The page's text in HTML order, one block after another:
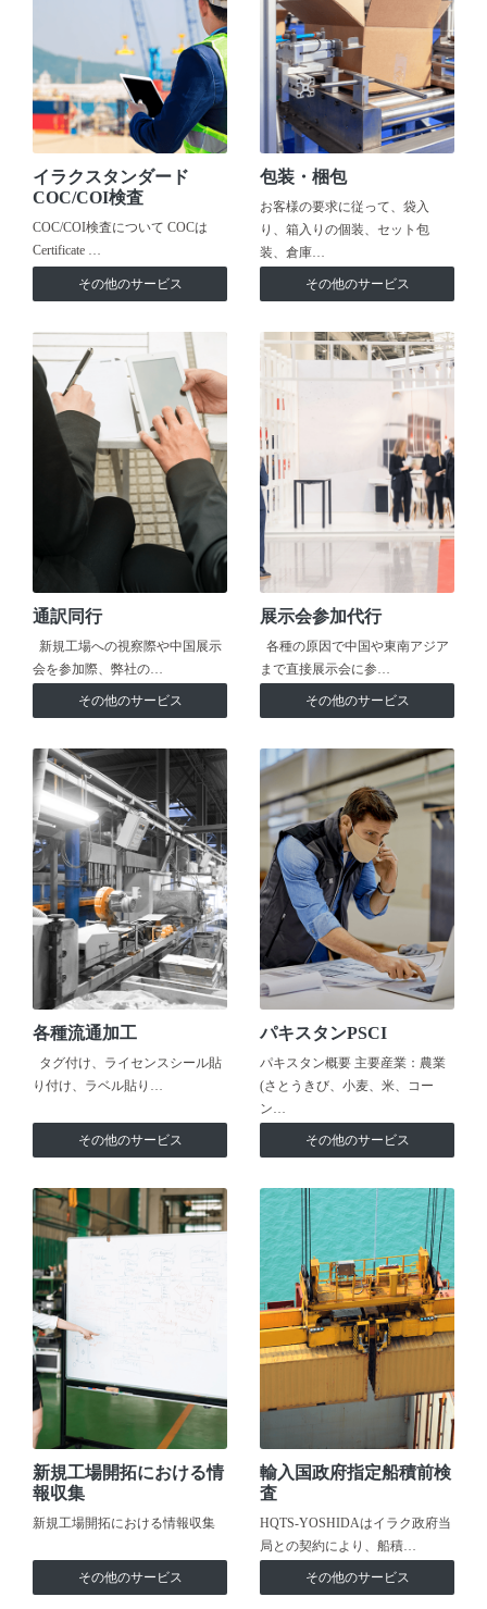
イラクスタンダード
COC/COI検査
COC/COI検査について COCは
Certificate …
その他のサービス
包装・梱包
お客様の要求に従って、袋入
り、箱入りの個装、セット包
装、倉庫…
その他のサービス
通訳同行
新規工場への視察際や中国展示
会を参加際、弊社の…
その他のサービス
展示会参加代行
各種の原因で中国や東南アジア
まで直接展示会に参…
その他のサービス
各種流通加工
タグ付け、ライセンスシール貼
り付け、ラベル貼り…
その他のサービス
パキスタンPSCI
パキスタン概要 主要産業：農業
(さとうきび、小麦、米、コー
ン…
その他のサービス
新規工場開拓における情
報収集
新規工場開拓における情報収集
その他のサービス
輸入国政府指定船積前検
査
HQTS-YOSHIDAはイラク政府当
局との契約により、船積…
その他のサービス